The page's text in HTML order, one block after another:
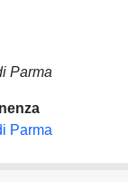
Parma
Parma